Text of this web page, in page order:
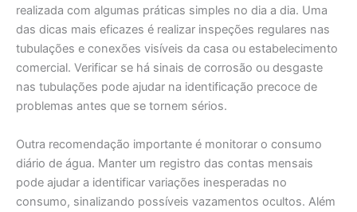
realizada com algumas práticas simples no dia a dia. Uma
das dicas mais eficazes é realizar inspeções regulares nas
tubulações e conexões visíveis da casa ou estabelecimento
comercial. Verificar se há sinais de corrosão ou desgaste
nas tubulações pode ajudar na identificação precoce de
problemas antes que se tornem sérios.
Outra recomendação importante é monitorar o consumo
diário de água. Manter um registro das contas mensais
pode ajudar a identificar variações inesperadas no
consumo, sinalizando possíveis vazamentos ocultos. Além